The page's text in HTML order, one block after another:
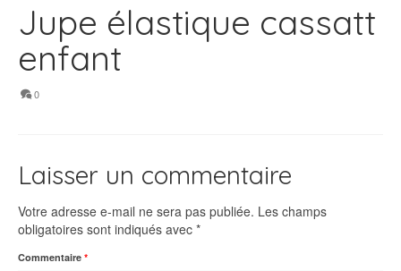
Jupe élastique cassatt
enfant
0
Laisser un commentaire
Votre adresse e-mail ne sera pas publiée. Les champs
obligatoires sont indiqués avec *
Commentaire *